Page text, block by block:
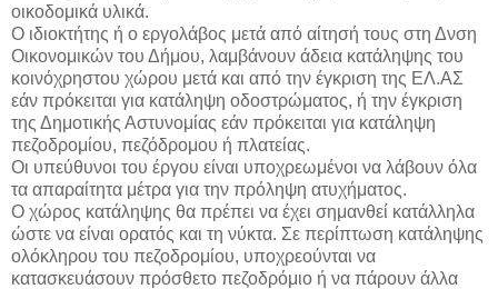
οικοδομικά υλικά.
Ο ιδιοκτήτης ή ο εργολάβος μετά από αίτησή τους στη Δνση
Οικονομικών του Δήμου, λαμβάνουν άδεια κατάληψης του
κοινόχρηστου χώρου μετά και από την έγκριση της ΕΛ.ΑΣ
εάν πρόκειται για κατάληψη οδοστρώματος, ή την έγκριση
της Δημοτικής Αστυνομίας εάν πρόκειται για κατάληψη
πεζοδρομίου, πεζόδρομου ή πλατείας.
Οι υπεύθυνοι του έργου είναι υποχρεωμένοι να λάβουν όλα
τα απαραίτητα μέτρα για την πρόληψη ατυχήματος.
Ο χώρος κατάληψης θα πρέπει να έχει σημανθεί κατάλληλα
ώστε να είναι ορατός και τη νύκτα. Σε περίπτωση κατάληψης
ολόκληρου του πεζοδρομίου, υποχρεούνται να
κατασκευάσουν πρόσθετο πεζοδρόμιο ή να πάρουν άλλα